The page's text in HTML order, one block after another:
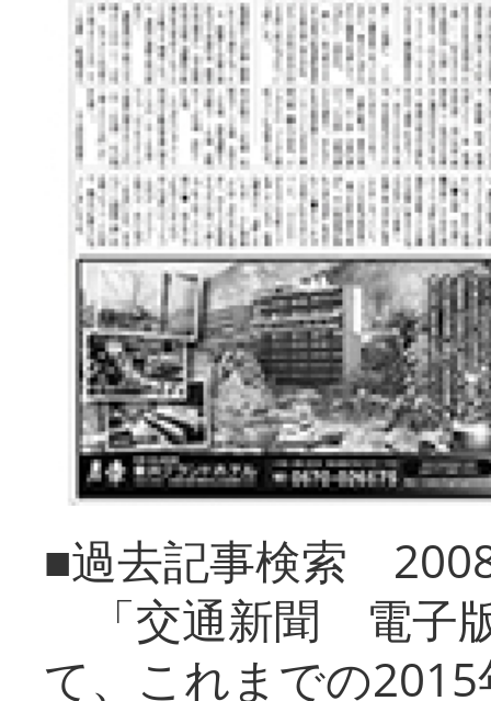
■過去記事検索
「交通新聞 電子
て、これまでの